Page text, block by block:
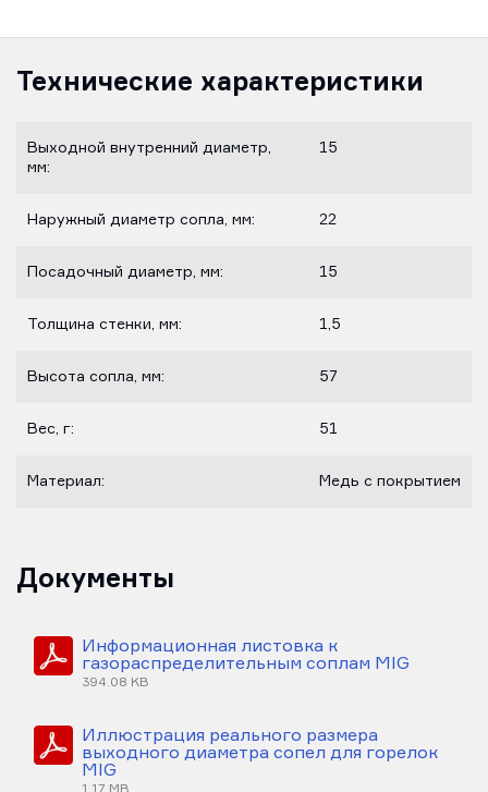
Технические характеристики
Выходной внутренний диаметр,
мм:
15
Наружный диаметр сопла, мм: 22
Посадочный диаметр, мм: 15
Толщина стенки, мм: 1,5
Высота сопла, мм: 57
Вес, г: 51
Материал: Медь с покрытием
Документы
Информационная листовка к
газораспределительным соплам MIG
394.08 KB
Иллюстрация реального размера
выходного диаметра сопел для горелок
MIG